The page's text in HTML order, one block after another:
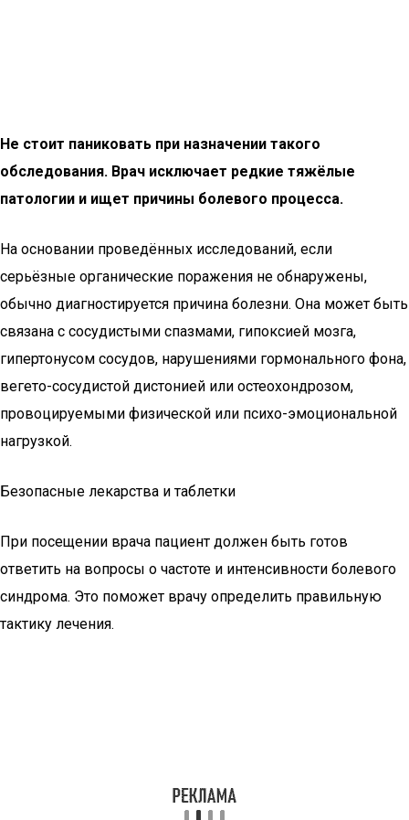
Не стоит паниковать при назначении такого
обследования. Врач исключает редкие тяжёлые
патологии и ищет причины болевого процесса.
На основании проведённых исследований, если
серьёзные органические поражения не обнаружены,
обычно диагностируется причина болезни. Она может быть
связана с сосудистыми спазмами, гипоксией мозга,
гипертонусом сосудов, нарушениями гормонального фона,
вегето-сосудистой дистонией или остеохондрозом,
провоцируемыми физической или психо-эмоциональной
нагрузкой.
Безопасные лекарства и таблетки
При посещении врача пациент должен быть готов
ответить на вопросы о частоте и интенсивности болевого
синдрома. Это поможет врачу определить правильную
тактику лечения.